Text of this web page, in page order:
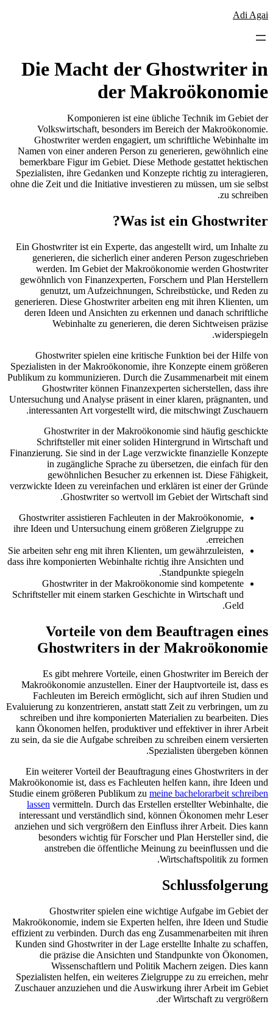
לדלג
Adi Agai
Die Macht der Ghostwriter in
der Makroökonomie
Komponieren ist eine übliche Technik im Gebiet der
Volkswirtschaft, besonders im Bereich der Makroökonomie.
Ghostwriter werden engagiert, um schriftliche Webinhalte im
Namen von einer anderen Person zu generieren, gewöhnlich eine
bemerkbare Figur im Gebiet. Diese Methode gestattet hektischen
Spezialisten, ihre Gedanken und Konzepte richtig zu interagieren,
ohne die Zeit und die Initiative investieren zu müssen, um sie selbst
zu schreiben.
Was ist ein Ghostwriter?
Ein Ghostwriter ist ein Experte, das angestellt wird, um Inhalte zu
generieren, die sicherlich einer anderen Person zugeschrieben
werden. Im Gebiet der Makroökonomie werden Ghostwriter
gewöhnlich von Finanzexperten, Forschern und Plan Herstellern
genutzt, um Aufzeichnungen, Schreibstücke, und Reden zu
generieren. Diese Ghostwriter arbeiten eng mit ihren Klienten, um
deren Ideen und Ansichten zu erkennen und danach schriftliche
Webinhalte zu generieren, die deren Sichtweisen präzise
widerspiegeln.
Ghostwriter spielen eine kritische Funktion bei der Hilfe von
Spezialisten in der Makroökonomie, ihre Konzepte einem größeren
Publikum zu kommunizieren. Durch die Zusammenarbeit mit einem
Ghostwriter können Finanzexperten sicherstellen, dass ihre
Untersuchung und Analyse präsent in einer klaren, prägnanten, und
interessanten Art vorgestellt wird, die mitschwingt Zuschauern.
Ghostwriter in der Makroökonomie sind häufig geschickte
Schriftsteller mit einer soliden Hintergrund in Wirtschaft und
Finanzierung. Sie sind in der Lage verzwickte finanzielle Konzepte
in zugängliche Sprache zu übersetzen, die einfach für den
gewöhnlichen Besucher zu erkennen ist. Diese Fähigkeit,
verzwickte Ideen zu vereinfachen und erklären ist einer der Gründe
Ghostwriter so wertvoll im Gebiet der Wirtschaft sind.
Ghostwriter assistieren Fachleuten in der Makroökonomie,
ihre Ideen und Untersuchung einem größeren Zielgruppe zu
erreichen.
Sie arbeiten sehr eng mit ihren Klienten, um gewährzuleisten,
dass ihre komponierten Webinhalte richtig ihre Ansichten und
Standpunkte spiegeln.
Ghostwriter in der Makroökonomie sind kompetente
Schriftsteller mit einem starken Geschichte in Wirtschaft und
Geld.
Vorteile von dem Beauftragen eines
Ghostwriters in der Makroökonomie
Es gibt mehrere Vorteile, einen Ghostwriter im Bereich der
Makroökonomie anzustellen. Einer der Hauptvorteile ist, dass es
Fachleuten im Bereich ermöglicht, sich auf ihren Studien und
Evaluierung zu konzentrieren, anstatt statt Zeit zu verbringen, um zu
schreiben und ihre komponierten Materialien zu bearbeiten. Dies
kann Ökonomen helfen, produktiver und effektiver in ihrer Arbeit
zu sein, da sie die Aufgabe schreiben zu schreiben einem versierten
Spezialisten übergeben können.
Ein weiterer Vorteil der Beauftragung eines Ghostwriters in der
Makroökonomie ist, dass es Fachleuten helfen kann, ihre Ideen und
Studie einem größeren Publikum zu meine bachelorarbeit schreiben
lassen vermitteln. Durch das Erstellen erstellter Webinhalte, die
interessant und verständlich sind, können Ökonomen mehr Leser
anziehen und sich vergrößern den Einfluss ihrer Arbeit. Dies kann
besonders wichtig für Forscher und Plan Hersteller sind, die
anstreben die öffentliche Meinung zu beeinflussen und die
Wirtschaftspolitik zu formen.
Schlussfolgerung
Ghostwriter spielen eine wichtige Aufgabe im Gebiet der
Makroökonomie, indem sie Experten helfen, ihre Ideen und Studie
effizient zu verbinden. Durch das eng Zusammenarbeiten mit ihren
Kunden sind Ghostwriter in der Lage erstellte Inhalte zu schaffen,
die präzise die Ansichten und Standpunkte von Ökonomen,
Wissenschaftlern und Politik Machern zeigen. Dies kann
Spezialisten helfen, ein weiteres Zielgruppe zu zu erreichen, mehr
Zuschauer anzuziehen und die Auswirkung ihrer Arbeit im Gebiet
der Wirtschaft zu vergrößern.